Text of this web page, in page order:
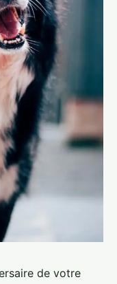
de votre